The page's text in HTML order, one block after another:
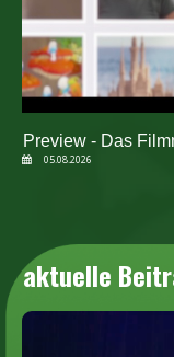
Preview - Das
05.08.2026
aktuelle